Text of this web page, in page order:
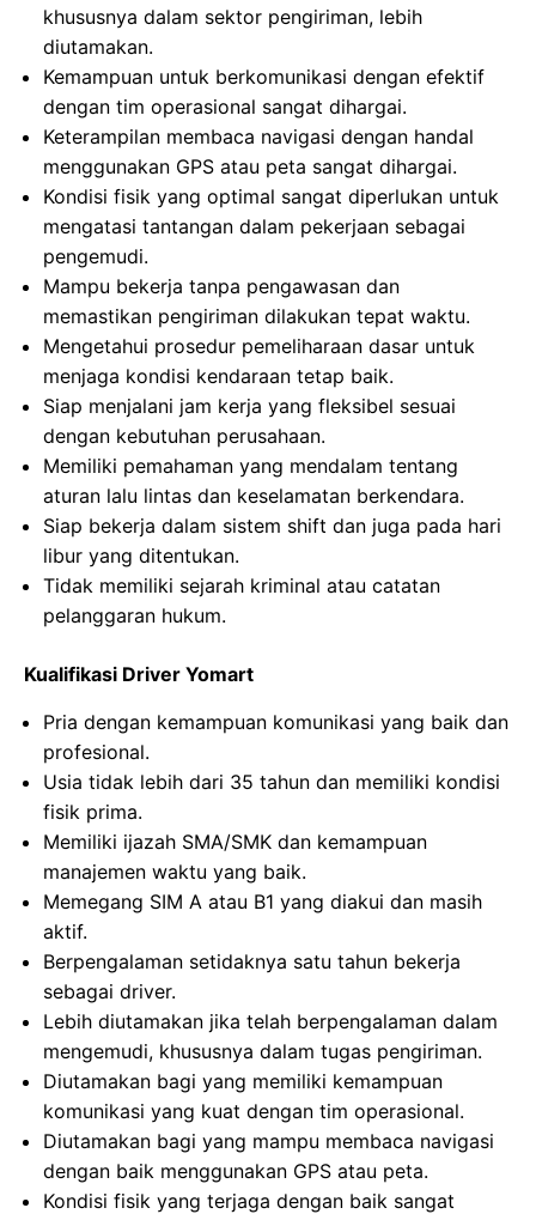
khususnya dalam sektor pengiriman, lebih
diutamakan.
Kemampuan untuk berkomunikasi dengan efektif
dengan tim operasional sangat dihargai.
Keterampilan membaca navigasi dengan handal
menggunakan GPS atau peta sangat dihargai.
Kondisi fisik yang optimal sangat diperlukan untuk
mengatasi tantangan dalam pekerjaan sebagai
pengemudi.
Mampu bekerja tanpa pengawasan dan
memastikan pengiriman dilakukan tepat waktu.
Mengetahui prosedur pemeliharaan dasar untuk
menjaga kondisi kendaraan tetap baik.
Siap menjalani jam kerja yang fleksibel sesuai
dengan kebutuhan perusahaan.
Memiliki pemahaman yang mendalam tentang
aturan lalu lintas dan keselamatan berkendara.
Siap bekerja dalam sistem shift dan juga pada hari
libur yang ditentukan.
Tidak memiliki sejarah kriminal atau catatan
pelanggaran hukum.
Kualifikasi Driver Yomart
Pria dengan kemampuan komunikasi yang baik dan
profesional.
Usia tidak lebih dari 35 tahun dan memiliki kondisi
fisik prima.
Memiliki ijazah SMA/SMK dan kemampuan
manajemen waktu yang baik.
Memegang SIM A atau B1 yang diakui dan masih
aktif.
Berpengalaman setidaknya satu tahun bekerja
sebagai driver.
Lebih diutamakan jika telah berpengalaman dalam
mengemudi, khususnya dalam tugas pengiriman.
Diutamakan bagi yang memiliki kemampuan
komunikasi yang kuat dengan tim operasional.
Diutamakan bagi yang mampu membaca navigasi
dengan baik menggunakan GPS atau peta.
Kondisi fisik yang terjaga dengan baik sangat